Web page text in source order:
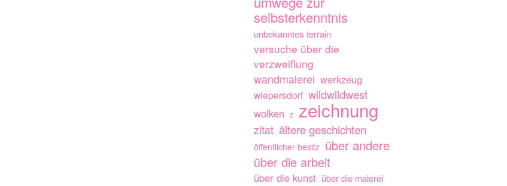
selbsterkenntnis
unbekanntes terrain
versuche über die
verzweiflung
wandmalerei werkzeug
wiepersdorf wildwildwest
wolken z zeichnung
zitat ältere geschichten
öffentlicher besitz über andere
über die arbeit
über die kunst über die malerei